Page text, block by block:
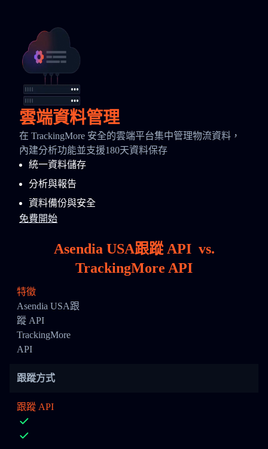
雲端資料管理
在 TrackingMore 安全的雲端平台集中管理物流資料，
內建分析功能並支援180天資料保存
統一資料儲存
分析與報告
資料備份與安全
免費開始
Asendia USA跟蹤 API vs.
TrackingMore API
特徵
Asendia USA跟
蹤 API
TrackingMore
API
跟蹤方式
跟蹤 API